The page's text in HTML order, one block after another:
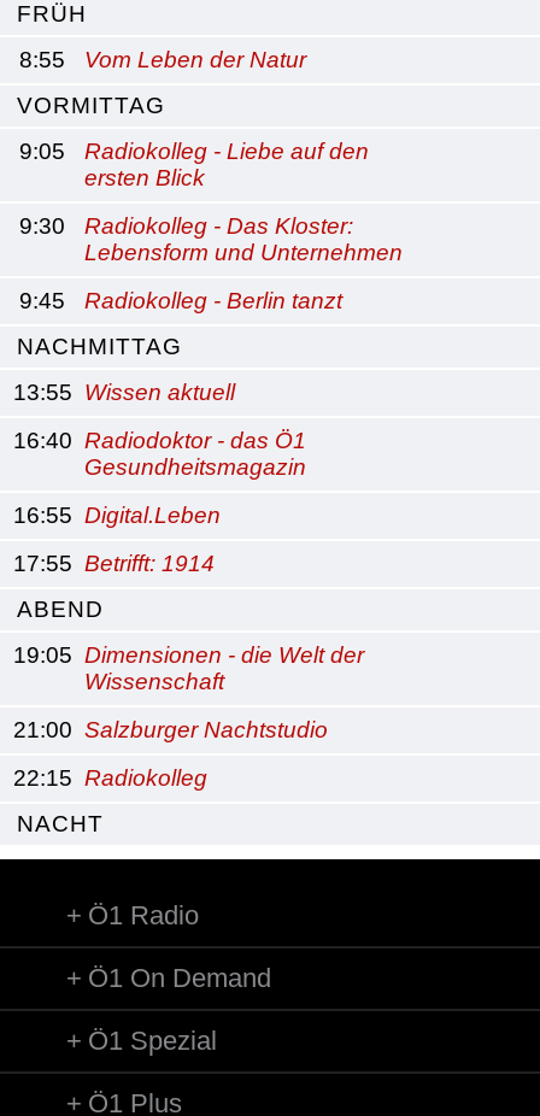
FRÜH
8:55
Vom Leben der Natur
VORMITTAG
9:05
Radiokolleg - Liebe auf den
ersten Blick
9:30
Radiokolleg - Das Kloster:
Lebensform und Unternehmen
9:45
Radiokolleg - Berlin tanzt
NACHMITTAG
13:55 Wissen aktuell
16:40 Radiodoktor - das Ö1
Gesundheitsmagazin
16:55 Digital.Leben
17:55 Betrifft: 1914
ABEND
19:05 Dimensionen - die Welt der
Wissenschaft
21:00 Salzburger Nachtstudio
22:15 Radiokolleg
NACHT
Ö1 Radio
Ö1 On Demand
Ö1 Spezial
Ö1 Plus